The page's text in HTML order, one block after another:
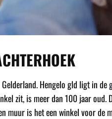
Hengelo gld ligt in de
zit, is meer dan 100 jaar
muur is het een winkel voor de